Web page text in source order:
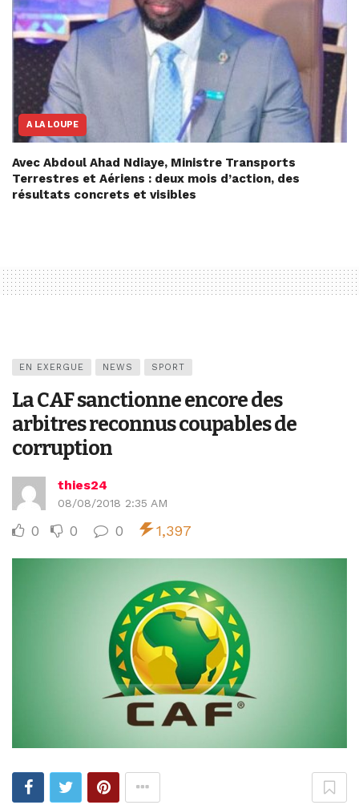
A LA LOUPE
Avec Abdoul Ahad Ndiaye, Ministre Transports
Terrestres et Aériens : deux mois d’action, des
résultats concrets et visibles
EN EXERGUE NEWS SPORT
La CAF sanctionne encore des
arbitres reconnus coupables de
corruption
thies24
08/08/2018 2:35 AM
0 0 0 1,397